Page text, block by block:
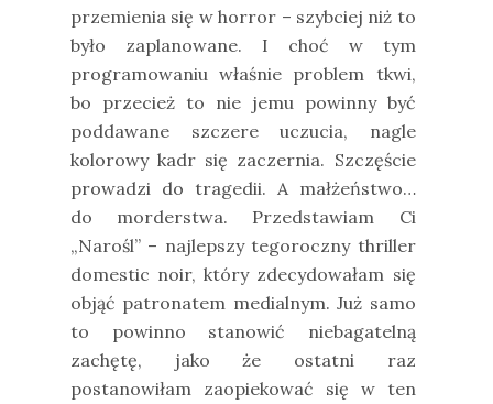
przemienia się w horror – szybciej niż to
było zaplanowane. I choć w tym
programowaniu właśnie problem tkwi,
bo przecież to nie jemu powinny być
poddawane szczere uczucia, nagle
kolorowy kadr się zaczernia. Szczęście
prowadzi do tragedii. A małżeństwo…
do morderstwa. Przedstawiam Ci
„Narośl” – najlepszy tegoroczny thriller
domestic noir, który zdecydowałam się
objąć patronatem medialnym. Już samo
to powinno stanowić niebagatelną
zachętę, jako że ostatni raz
postanowiłam zaopiekować się w ten